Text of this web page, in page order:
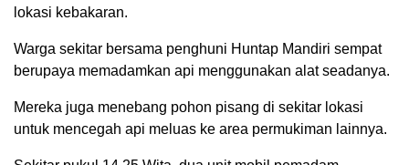
lokasi kebakaran.
Warga sekitar bersama penghuni Huntap Mandiri sempat
berupaya memadamkan api menggunakan alat seadanya.
Mereka juga menebang pohon pisang di sekitar lokasi
untuk mencegah api meluas ke area permukiman lainnya.